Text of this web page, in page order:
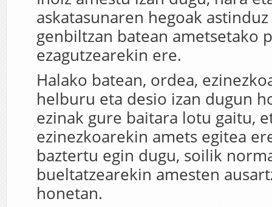
askatasunaren hegoak
genbiltzan batean ametsetako
ezagutzearekin ere.
Halako batean, ordea,
helburu eta desio izan dugun
ezinak gure baitara lotu gaitu,
ezinezkoarekin amets egitea
baztertu egin dugu, soilik
bueltatzearekin amesten
honetan.